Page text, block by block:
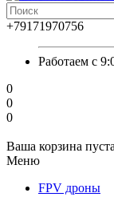
+79171970756
Работаем с
0
0
0
Ваша корзина
Меню
FPV дроны